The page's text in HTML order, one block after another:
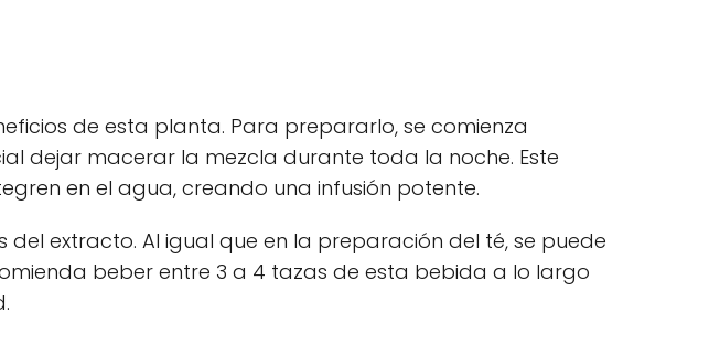
de esta planta. Para prepararlo, se comienza
dejar macerar la mezcla durante toda la noche. Este
en el agua, creando una infusión potente.
extracto. Al igual que en la preparación del té, se puede
beber entre 3 a 4 tazas de esta bebida a lo largo